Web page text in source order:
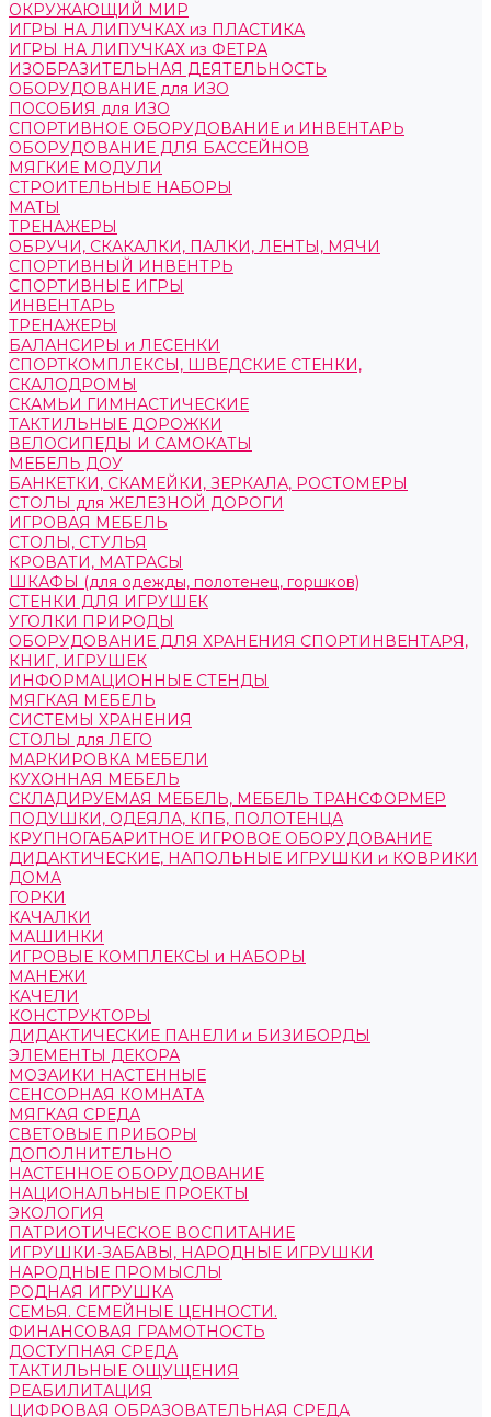
ОКРУЖАЮЩИЙ МИР
ИГРЫ НА ЛИПУЧКАХ из ПЛАСТИКА
ИГРЫ НА ЛИПУЧКАХ из ФЕТРА
ИЗОБРАЗИТЕЛЬНАЯ ДЕЯТЕЛЬНОСТЬ
ОБОРУДОВАНИЕ для ИЗО
ПОСОБИЯ для ИЗО
СПОРТИВНОЕ ОБОРУДОВАНИЕ и ИНВЕНТАРЬ
ОБОРУДОВАНИЕ ДЛЯ БАССЕЙНОВ
МЯГКИЕ МОДУЛИ
СТРОИТЕЛЬНЫЕ НАБОРЫ
МАТЫ
ТРЕНАЖЕРЫ
ОБРУЧИ, СКАКАЛКИ, ПАЛКИ, ЛЕНТЫ, МЯЧИ
СПОРТИВНЫЙ ИНВЕНТРЬ
СПОРТИВНЫЕ ИГРЫ
ИНВЕНТАРЬ
ТРЕНАЖЕРЫ
БАЛАНСИРЫ и ЛЕСЕНКИ
СПОРТКОМПЛЕКСЫ, ШВЕДСКИЕ СТЕНКИ,
СКАЛОДРОМЫ
СКАМЬИ ГИМНАСТИЧЕСКИЕ
ТАКТИЛЬНЫЕ ДОРОЖКИ
ВЕЛОСИПЕДЫ И САМОКАТЫ
МЕБЕЛЬ ДОУ
БАНКЕТКИ, СКАМЕЙКИ, ЗЕРКАЛА, РОСТОМЕРЫ
СТОЛЫ для ЖЕЛЕЗНОЙ ДОРОГИ
ИГРОВАЯ МЕБЕЛЬ
СТОЛЫ, СТУЛЬЯ
КРОВАТИ, МАТРАСЫ
ШКАФЫ (для одежды, полотенец, горшков)
СТЕНКИ ДЛЯ ИГРУШЕК
УГОЛКИ ПРИРОДЫ
ОБОРУДОВАНИЕ ДЛЯ ХРАНЕНИЯ СПОРТИНВЕНТАРЯ,
КНИГ, ИГРУШЕК
ИНФОРМАЦИОННЫЕ СТЕНДЫ
МЯГКАЯ МЕБЕЛЬ
СИСТЕМЫ ХРАНЕНИЯ
СТОЛЫ для ЛЕГО
МАРКИРОВКА МЕБЕЛИ
КУХОННАЯ МЕБЕЛЬ
СКЛАДИРУЕМАЯ МЕБЕЛЬ, МЕБЕЛЬ ТРАНСФОРМЕР
ПОДУШКИ, ОДЕЯЛА, КПБ, ПОЛОТЕНЦА
КРУПНОГАБАРИТНОЕ ИГРОВОЕ ОБОРУДОВАНИЕ
ДИДАКТИЧЕСКИЕ, НАПОЛЬНЫЕ ИГРУШКИ и КОВРИКИ
ДОМА
ГОРКИ
КАЧАЛКИ
МАШИНКИ
ИГРОВЫЕ КОМПЛЕКСЫ и НАБОРЫ
МАНЕЖИ
КАЧЕЛИ
КОНСТРУКТОРЫ
ДИДАКТИЧЕСКИЕ ПАНЕЛИ и БИЗИБОРДЫ
ЭЛЕМЕНТЫ ДЕКОРА
МОЗАИКИ НАСТЕННЫЕ
СЕНСОРНАЯ КОМНАТА
МЯГКАЯ СРЕДА
СВЕТОВЫЕ ПРИБОРЫ
ДОПОЛНИТЕЛЬНО
НАСТЕННОЕ ОБОРУДОВАНИЕ
НАЦИОНАЛЬНЫЕ ПРОЕКТЫ
ЭКОЛОГИЯ
ПАТРИОТИЧЕСКОЕ ВОСПИТАНИЕ
ИГРУШКИ-ЗАБАВЫ, НАРОДНЫЕ ИГРУШКИ
НАРОДНЫЕ ПРОМЫСЛЫ
РОДНАЯ ИГРУШКА
СЕМЬЯ. СЕМЕЙНЫЕ ЦЕННОСТИ.
ФИНАНСОВАЯ ГРАМОТНОСТЬ
ДОСТУПНАЯ СРЕДА
ТАКТИЛЬНЫЕ ОЩУЩЕНИЯ
РЕАБИЛИТАЦИЯ
ЦИФРОВАЯ ОБРАЗОВАТЕЛЬНАЯ СРЕДА